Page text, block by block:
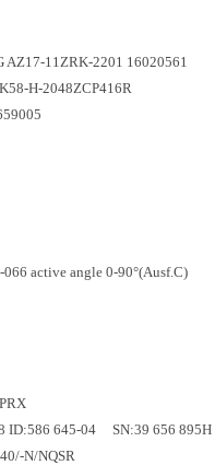
AZ17-11ZRK-2201 16020561
H-2048ZCP416R
066 active angle 0-90°(Ausf.C)
ID:586 645-04 SN:39 656 895H
N/NQSR